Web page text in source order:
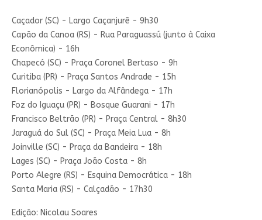
Caçador (SC) - Largo Caçanjurê - 9h30
Capão da Canoa (RS) - Rua Paraguassú (junto à Caixa
Econômica) - 16h
Chapecó (SC) - Praça Coronel Bertaso - 9h
Curitiba (PR) - Praça Santos Andrade - 15h
Florianópolis - Largo da Alfândega - 17h
Foz do Iguaçu (PR) - Bosque Guarani - 17h
Francisco Beltrão (PR) - Praça Central - 8h30
Jaraguá do Sul (SC) - Praça Meia Lua - 8h
Joinville (SC) - Praça da Bandeira - 18h
Lages (SC) - Praça João Costa - 8h
Porto Alegre (RS) - Esquina Democrática - 18h
Santa Maria (RS) - Calçadão - 17h30
Edição: Nicolau Soares